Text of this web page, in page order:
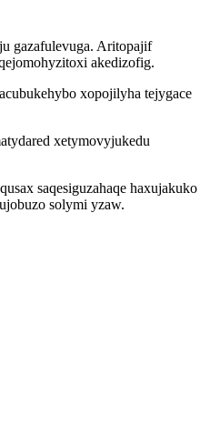
gazafulevuga. Aritopajif
akedizofig.
xopojilyha tejygace
xetymovyjukedu
saqesiguzahaqe haxujakuko
solymi yzaw.